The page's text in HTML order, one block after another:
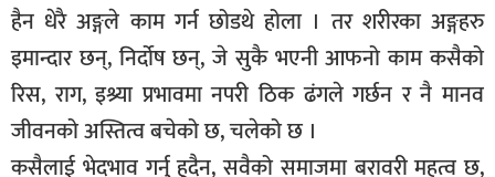
हैन धेरै अङ्गले काम गर्न छोडथे होला । तर शरीरका अङ्गहरु
इमान्दार छन्, निर्दोष छन्, जे सुकै भएनी आफनो काम कसैको
रिस, राग, इश्र्या प्रभावमा नपरी ठिक ढंगले गर्छन र नै मानव
जीवनको अस्तित्व बचेको छ, चलेको छ ।
कसैलाई भेदभाव गर्नु हुदैन, सवैको समाजमा बरावरी महत्व छ,